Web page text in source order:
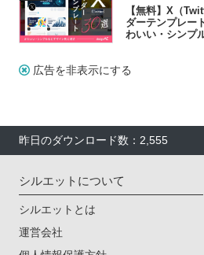
【無料】X（
ダーテンプレー
わいい・シンプ
広告を非表示にする
昨日のダウンロード数：2,555
シルエットについて
シルエットとは
運営会社